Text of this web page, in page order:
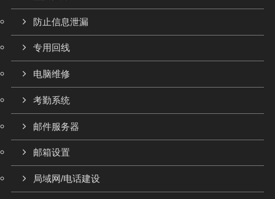
防止信息泄漏
专用回线
电脑维修
考勤系统
邮件服务器
邮箱设置
局域网/电话建设